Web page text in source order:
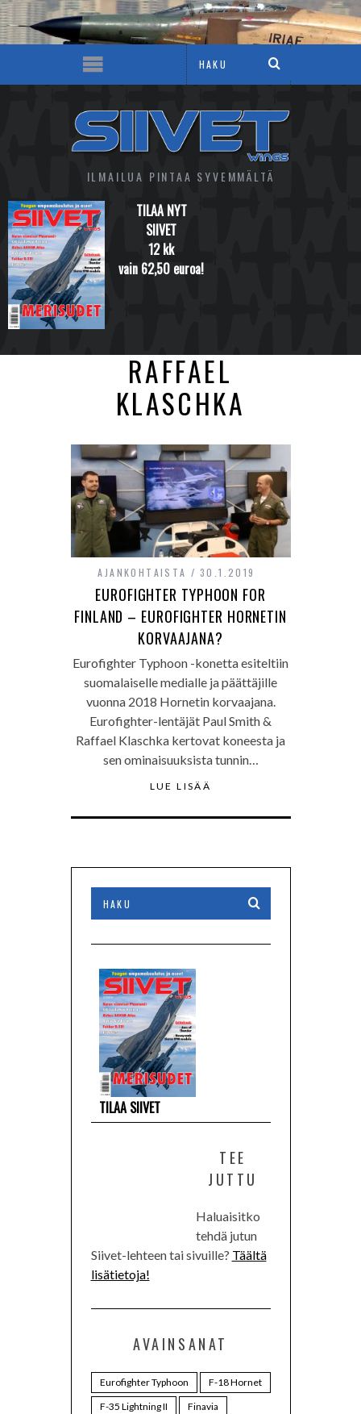
ILMAILUA PINTAA SYVEMMÄLTÄ
TILAA NYT
SIIVET
12 kk
vain 62,50 euroa!
RAFFAEL
KLASCHKA
AJANKOHTAISTA 30.1.2019
EUROFIGHTER TYPHOON FOR
FINLAND – EUROFIGHTER HORNETIN
KORVAAJANA?
Eurofighter Typhoon -konetta esiteltiin
suomalaiselle medialle ja päättäjille
vuonna 2018 Hornetin korvaajana.
Eurofighter-lentäjät Paul Smith &
Raffael Klaschka kertovat koneesta ja
sen ominaisuuksista tunnin…
LUE LISÄÄ
TILAA SIIVET
TEE
JUTTU
Haluaisitko
tehdä jutun
Siivet-lehteen tai sivuille? Täältä
lisätietoja!
AVAINSANAT
Eurofighter Typhoon
F-18 Hornet
F-35 Lightning II
Finavia